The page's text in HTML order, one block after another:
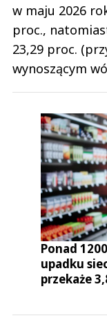
w maju 2026
proc.,
23,29 proc.
wynoszącym
Ponad
upadku
przekaże